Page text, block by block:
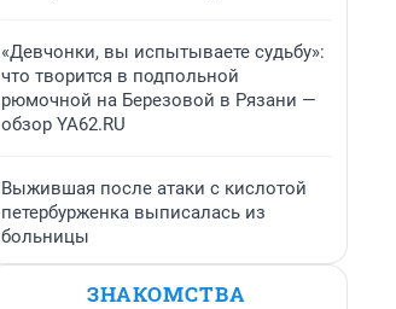
«Девчонки, вы испытываете судьбу»:
что творится в подпольной
рюмочной на Березовой в Рязани —
обзор YA62.RU
Выжившая после атаки с кислотой
петербурженка выписалась из
больницы
ЗНАКОМСТВА